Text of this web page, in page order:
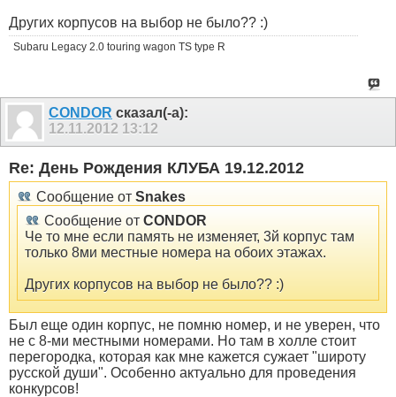
Других корпусов на выбор не было?? :)
Subaru Legacy 2.0 touring wagon TS type R
CONDOR сказал(-а):
12.11.2012 13:12
Re: День Рождения КЛУБА 19.12.2012
Сообщение от Snakes
Сообщение от CONDOR
Че то мне если память не изменяет, 3й корпус там
только 8ми местные номера на обоих этажах.
Других корпусов на выбор не было?? :)
Был еще один корпус, не помню номер, и не уверен, что
не с 8-ми местными номерами. Но там в холле стоит
перегородка, которая как мне кажется сужает "широту
русской души". Особенно актуально для проведения
конкурсов!